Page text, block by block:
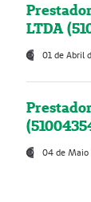
LTDA
01 de Abril
04 de Maio